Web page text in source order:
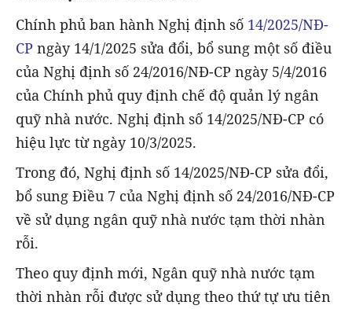
Chính phủ ban hành Nghị định số 14/2025/NĐ-
CP ngày 14/1/2025 sửa đổi, bổ sung một số điều
của Nghị định số 24/2016/NĐ-CP ngày 5/4/2016
của Chính phủ quy định chế độ quản lý ngân
quỹ nhà nước. Nghị định số 14/2025/NĐ-CP có
hiệu lực từ ngày 10/3/2025.
Trong đó, Nghị định số 14/2025/NĐ-CP sửa đổi,
bổ sung Điều 7 của Nghị định số 24/2016/NĐ-CP
về sử dụng ngân quỹ nhà nước tạm thời nhàn
rỗi.
Theo quy định mới, Ngân quỹ nhà nước tạm
thời nhàn rỗi được sử dụng theo thứ tự ưu tiên